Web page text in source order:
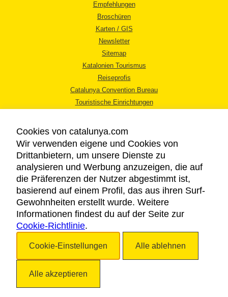
Empfehlungen
Broschüren
Karten / GIS
Newsletter
Sitemap
Katalonien Tourismus
Reiseprofis
Catalunya Convention Bureau
Touristische Einrichtungen
RECHTLICHER HINWEIS
DATENSCHUTZICHTLINIE
COOKIES
BARRIEREFREIHEIT
Cookies von catalunya.com
Wir verwenden eigene und Cookies von
Drittanbietern, um unsere Dienste zu
analysieren und Werbung anzuzeigen, die auf
die Präferenzen der Nutzer abgestimmt ist,
basierend auf einem Profil, das aus ihren Surf-
Gewohnheiten erstellt wurde. Weitere
Informationen findest du auf der Seite zur
Cookie-Richtlinie.
Cookie-Einstellungen Alle ablehnen
Alle akzeptieren